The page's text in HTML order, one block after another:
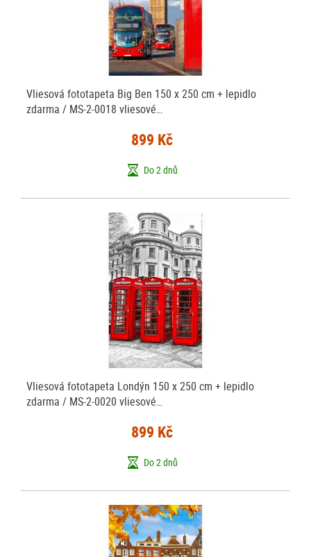
Vliesová fototapeta Big Ben 150 x 250 cm + lepidlo
zdarma / MS-2-0018 vliesové…
899 Kč
Do 2 dnů
Vliesová fototapeta Londýn 150 x 250 cm + lepidlo
zdarma / MS-2-0020 vliesové…
899 Kč
Do 2 dnů